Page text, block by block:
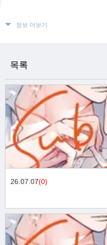
정보 더보기
목록
26.07.07(0)